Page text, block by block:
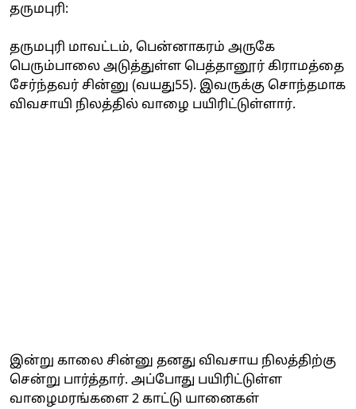
தருமபுரி:
தருமபுரி மாவட்டம், பென்னாகரம் அருகே
பெரும்பாலை அடுத்துள்ள பெத்தானூர் கிராமத்தை
சேர்ந்தவர் சின்னு (வயது55). இவருக்கு சொந்தமாக
விவசாயி நிலத்தில் வாழை பயிரிட்டுள்ளார்.
இன்று காலை சின்னு தனது விவசாய நிலத்திற்கு
சென்று பார்த்தார். அப்போது பயிரிட்டுள்ள
வாழைமரங்களை 2 காட்டு யானைகள்